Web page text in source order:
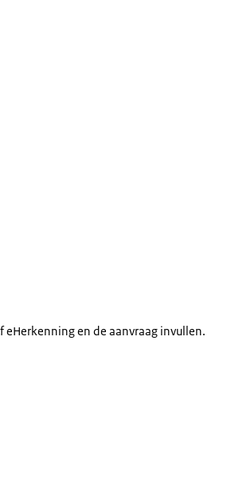
eHerkenning en de aanvraag invullen.